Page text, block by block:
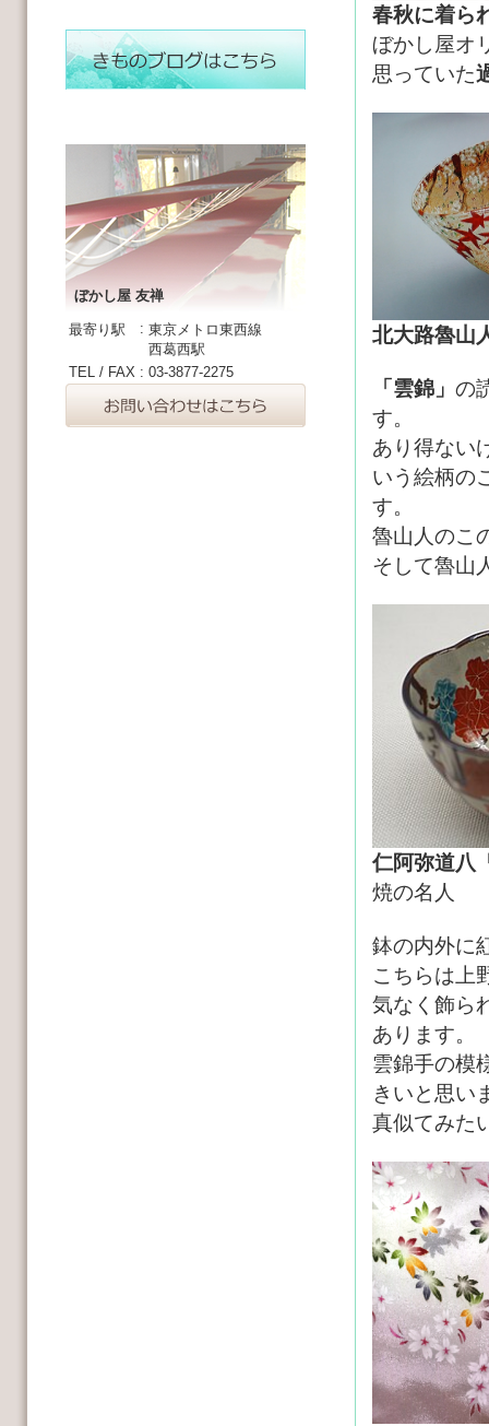
ぼかし屋 友禅
最寄り駅 : 東京メトロ東西線
西葛西駅
TEL / FAX : 03-3877-2275
春秋に着ら
ぼかし屋オ
思っていた
北大路魯山
「雲錦」 の
す。
あり得ない
いう絵柄の
す。
魯山人のこ
そして魯山
仁阿弥道八
焼の名人
鉢の内外に
こちらは上
気なく飾ら
あります。
雲錦手の模
きいと思い
真似てみた